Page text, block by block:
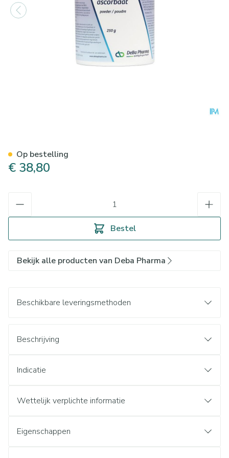
€ 38,80
Bestel
Op bestelling
Bekijk alle producten van Deba Pharma
Beschikbare leveringsmethoden
Beschrijving
Indicatie
Wettelijk verplichte informatie
Eigenschappen